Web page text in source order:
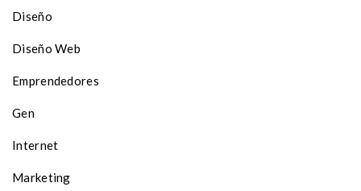
Diseño
Diseño Web
Emprendedores
Gen
Internet
Marketing